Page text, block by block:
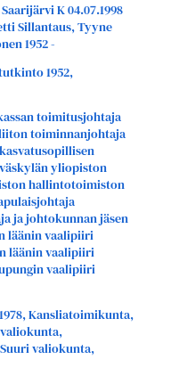
K 04.07.1998
Sillantaus, Tyyne
1952 -
1952,
toimitusjohtaja
toiminnanjohtaja
yliopiston
hallintotoimiston
ja johtokunnan jäsen
läänin vaalipiiri
läänin vaalipiiri
vaalipiiri
Kansliatoimikunta,
valiokunta,